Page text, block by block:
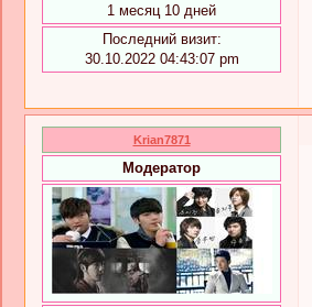
1 месяц 10 дней
Последний визит:
30.10.2022 04:43:07 pm
Krian7871
Модератор